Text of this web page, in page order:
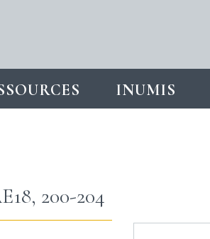
INUMIS
200-204